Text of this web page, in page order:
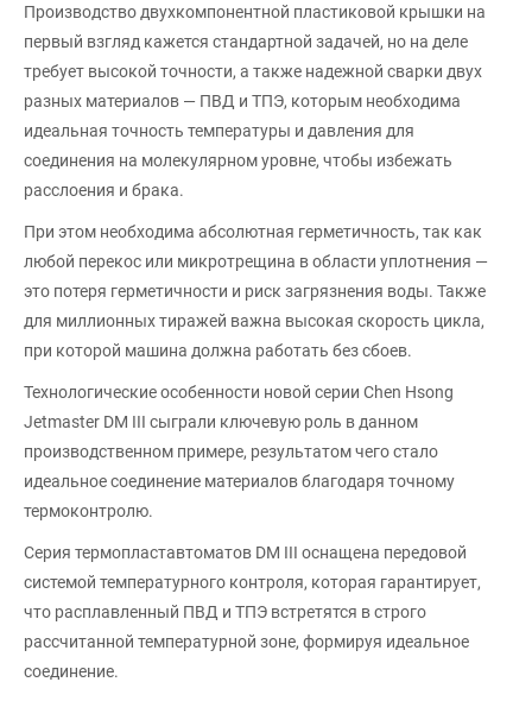
Производство двухкомпонентной пластиковой крышки на
первый взгляд кажется стандартной задачей, но на деле
требует высокой точности, а также надежной сварки двух
разных материалов — ПВД и ТПЭ, которым необходима
идеальная точность температуры и давления для
соединения на молекулярном уровне, чтобы избежать
расслоения и брака.
При этом необходима абсолютная герметичность, так как
любой перекос или микротрещина в области уплотнения —
это потеря герметичности и риск загрязнения воды. Также
для миллионных тиражей важна высокая скорость цикла,
при которой машина должна работать без сбоев.
Технологические особенности новой серии Chen Hsong
Jetmaster DM III сыграли ключевую роль в данном
производственном примере, результатом чего стало
идеальное соединение материалов благодаря точному
термоконтролю.
Серия термопластавтоматов DM III оснащена передовой
системой температурного контроля, которая гарантирует,
что расплавленный ПВД и ТПЭ встретятся в строго
рассчитанной температурной зоне, формируя идеальное
соединение.